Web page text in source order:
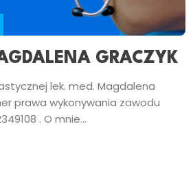
GRACZYK
lek. med. Magdalena
prawa wykonywania zawodu
. O mnie...